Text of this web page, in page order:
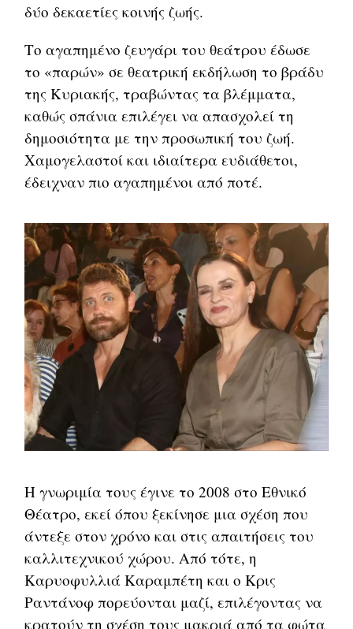
δύο δεκαετίες κοινής ζωής.
Το αγαπημένο ζευγάρι του θεάτρου έδωσε
το «παρών» σε θεατρική εκδήλωση το βράδυ
της Κυριακής, τραβώντας τα βλέμματα,
καθώς σπάνια επιλέγει να απασχολεί τη
δημοσιότητα με την προσωπική του ζωή.
Χαμογελαστοί και ιδιαίτερα ευδιάθετοι,
έδειχναν πιο αγαπημένοι από ποτέ.
Η γνωριμία τους έγινε το 2008 στο Εθνικό
Θέατρο, εκεί όπου ξεκίνησε μια σχέση που
άντεξε στον χρόνο και στις απαιτήσεις του
καλλιτεχνικού χώρου. Από τότε, η
Καρυοφυλλιά Καραμπέτη και ο Κρις
Ραντάνοφ πορεύονται μαζί, επιλέγοντας να
κρατούν τη σχέση τους μακριά από τα φώτα